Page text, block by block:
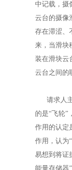
中记载，摄
云台的摄像
存在滞涩、
来，当滑块
装在滑块云
云台之间的
请求人主
的是“飞轮”
作用的认定
作用，认为
易想到将证
能量存储器